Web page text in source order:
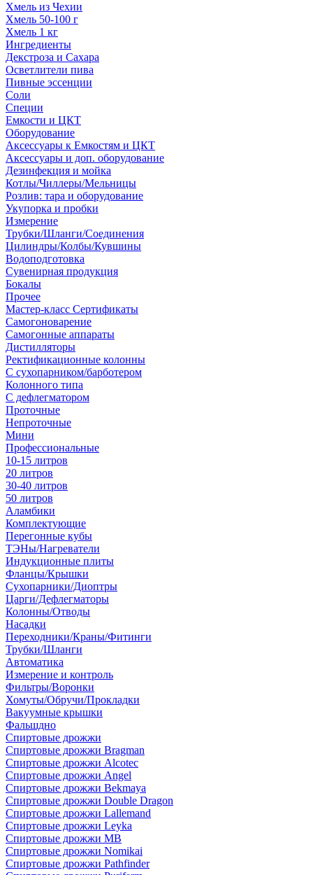
Хмель из Чехии
Хмель 50-100 г
Хмель 1 кг
Ингредиенты
Декстроза и Сахара
Осветлители пива
Пивные эссенции
Соли
Специи
Емкости и ЦКТ
Оборудование
Аксессуары к Емкостям и ЦКТ
Аксессуары и доп. оборудование
Дезинфекция и мойка
Котлы/Чиллеры/Мельницы
Розлив: тара и оборудование
Укупорка и пробки
Измерение
Трубки/Шланги/Соединения
Цилиндры/Колбы/Кувшины
Водоподготовка
Сувенирная продукция
Бокалы
Прочее
Мастер-класс Сертификаты
Самогоноварение
Самогонные аппараты
Дистилляторы
Ректификационные колонны
С сухопарником/барботером
Колонного типа
С дефлегматором
Проточные
Непроточные
Мини
Профессиональные
10-15 литров
20 литров
30-40 литров
50 литров
Аламбики
Комплектующие
Перегонные кубы
ТЭНы/Нагреватели
Индукционные плиты
Фланцы/Крышки
Сухопарники/Диоптры
Царги/Дефлегматоры
Колонны/Отводы
Насадки
Переходники/Краны/Фитинги
Трубки/Шланги
Автоматика
Измерение и контроль
Фильтры/Воронки
Хомуты/Обручи/Прокладки
Вакуумные крышки
Фальшдно
Спиртовые дрожжи
Спиртовые дрожжи Bragman
Спиртовые дрожжи Alcotec
Спиртовые дрожжи Angel
Спиртовые дрожжи Bekmaya
Спиртовые дрожжи Double Dragon
Спиртовые дрожжи Lallemand
Спиртовые дрожжи Leyka
Спиртовые дрожжи MB
Спиртовые дрожжи Nomikai
Спиртовые дрожжи Pathfinder